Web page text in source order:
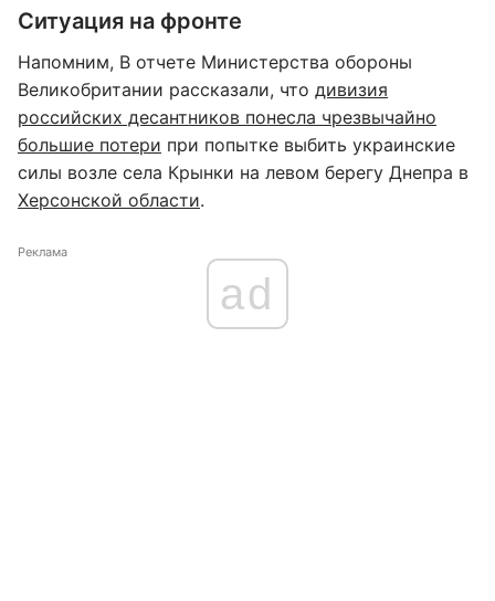
Ситуация на фронте
Напомним, В отчете Министерства обороны
Великобритании рассказали, что дивизия
российских десантников понесла чрезвычайно
большие потери при попытке выбить украинские
силы возле села Крынки на левом берегу Днепра в
Херсонской области.
Реклама
ad